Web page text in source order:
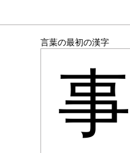
言葉の最初の漢字
事